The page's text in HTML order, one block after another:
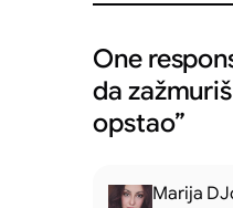
One
da
opstao”
Marija